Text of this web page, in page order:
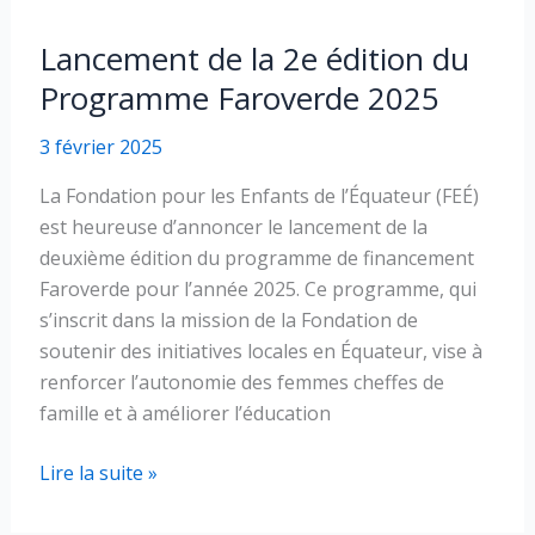
Lancement de la 2e édition du
Programme Faroverde 2025
3 février 2025
La Fondation pour les Enfants de l’Équateur (FEÉ)
est heureuse d’annoncer le lancement de la
deuxième édition du programme de financement
Faroverde pour l’année 2025. Ce programme, qui
s’inscrit dans la mission de la Fondation de
soutenir des initiatives locales en Équateur, vise à
renforcer l’autonomie des femmes cheffes de
famille et à améliorer l’éducation
Lancement
Lire la suite »